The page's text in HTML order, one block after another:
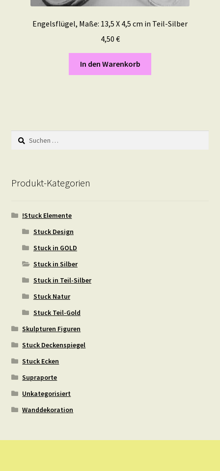
Engelsflügel, Maße: 13,5 X 4,5 cm in Teil-Silber
4,50 €
In den Warenkorb
Suchen
nach:
Produkt-Kategorien
!Stuck Elemente
Stuck Design
Stuck in GOLD
Stuck in Silber
Stuck in Teil-Silber
Stuck Natur
Stuck Teil-Gold
Skulpturen Figuren
Stuck Deckenspiegel
Stuck Ecken
Supraporte
Unkategorisiert
Wanddekoration